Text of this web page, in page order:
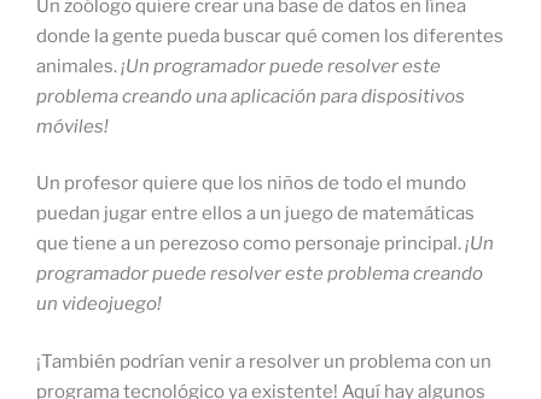
Un zoólogo quiere crear una base de datos en línea
donde la gente pueda buscar qué comen los diferentes
animales. ¡Un programador puede resolver este
problema creando una aplicación para dispositivos
móviles!
Un profesor quiere que los niños de todo el mundo
puedan jugar entre ellos a un juego de matemáticas
que tiene a un perezoso como personaje principal.¡Un
programador puede resolver este problema creando
un videojuego!
¡También podrían venir a resolver un problema con un
programa tecnológico ya existente! Aquí hay algunos